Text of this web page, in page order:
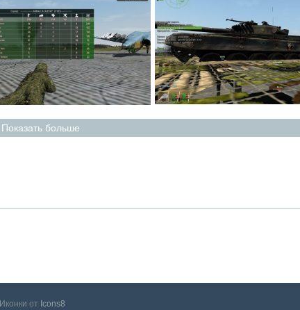
Показать больше
Иконки от Icons8